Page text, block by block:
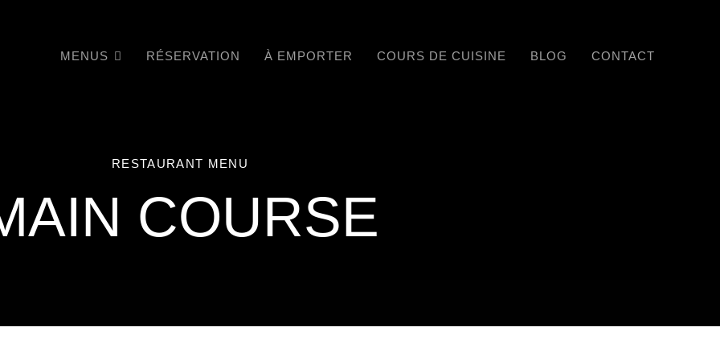
MENUS RÉSERVATION À EMPORTER COURS DE CUISINE BLOG CONTACT
RESTAURANT MENU
COURSE